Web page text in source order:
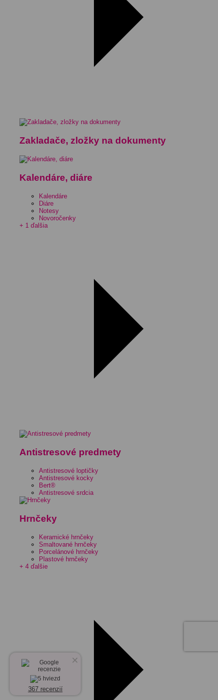
Zakladače, zložky na dokumenty
Kalendáre, diáre
Kalendáre
Diáre
Notesy
Novoročenky
+ 1 ďalšia
Antistresové predmety
Antistresové loptičky
Antistresové kocky
Bert®
Antistresové srdcia
Hrnčeky
Keramické hrnčeky
Smaltované hrnčeky
Porcelánové hrnčeky
Plastové hrnčeky
+ 4 ďalšie
×
367 recenzií